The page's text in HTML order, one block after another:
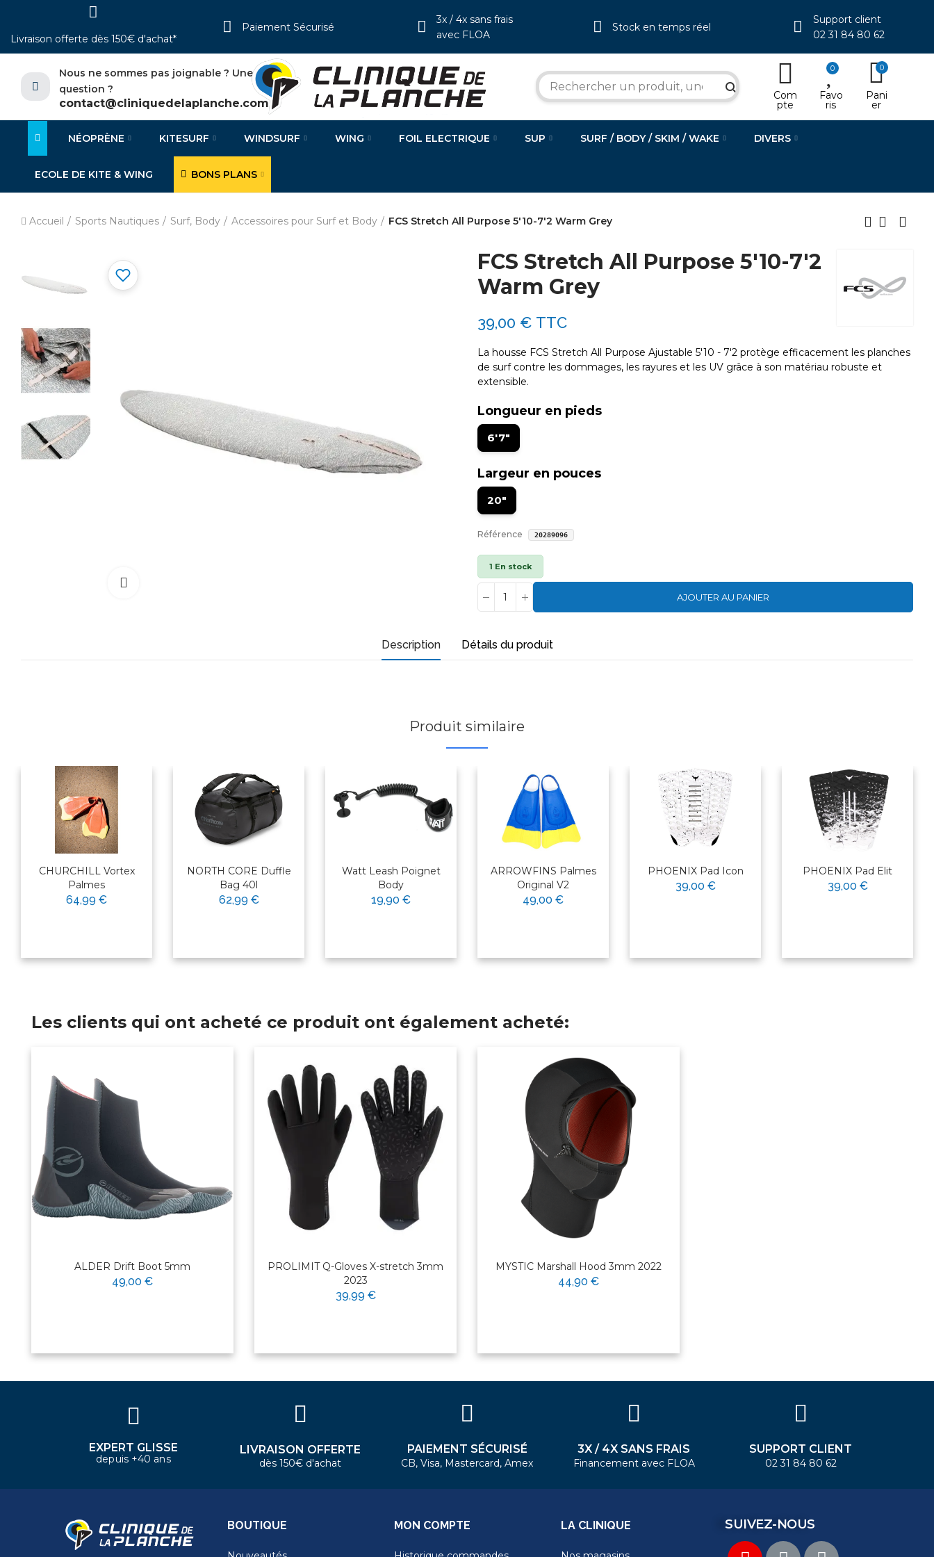
Livraison offerte dès 150€ d'achat*
Paiement Sécurisé
3x / 4x sans frais
avec FLOA
Stock en temps réel
Support client
02 31 84 80 62
Nous ne sommes pas joignable ? Une
question ?
contact@cliniquedelaplanche.com
search Com
pte
0
Favo
ris
0
Pani
er
NÉOPRÈNE KITESURF WINDSURF WING FOIL ELECTRIQUE SUP SURF / BODY / SKIM / WAKE DIVERS
ECOLE DE KITE & WING BONS PLANS
Accueil Sports Nautiques Surf, Body Accessoires pour Surf et Body FCS Stretch All Purpose 5'10-7'2 Warm Grey
FCS Stretch All Purpose 5'10-7'2
Warm Grey
39,00 € TTC
La housse FCS Stretch All Purpose Ajustable 5'10 - 7'2 protège efficacement les planches
de surf contre les dommages, les rayures et les UV grâce à son matériau robuste et
extensible.
Longueur en pieds
6'7"
Largeur en pouces
20"
Référence 20289096
1 En stock
AJOUTER AU PANIER
Description Détails du produit
Produit similaire
CHURCHILL Vortex
Palmes
64,99 €
NORTH CORE Duffle
Bag 40l
62,99 €
Watt Leash Poignet
Body
19,90 €
ARROWFINS Palmes
Original V2
49,00 €
PHOENIX Pad Icon
39,00 €
PHOENIX Pad Elit
39,00 €
Les clients qui ont acheté ce produit ont également acheté:
ALDER Drift Boot 5mm
49,00 €
PROLIMIT Q-Gloves X-stretch 3mm
2023
39,99 €
MYSTIC Marshall Hood 3mm 2022
44,90 €
Bonjour ! Je suis votre expert
EXPERT GLISSE
depuis +40 ans
LIVRAISON OFFERTE
dès 150€ d'achat
PAIEMENT SÉCURISÉ
CB, Visa, Mastercard, Amex
3X / 4X SANS FRAIS
Financement avec FLOA
SUPPORT CLIENT
02 31 84 80 62
BOUTIQUE MON COMPTE LA CLINIQUE SUIVEZ-NOUS